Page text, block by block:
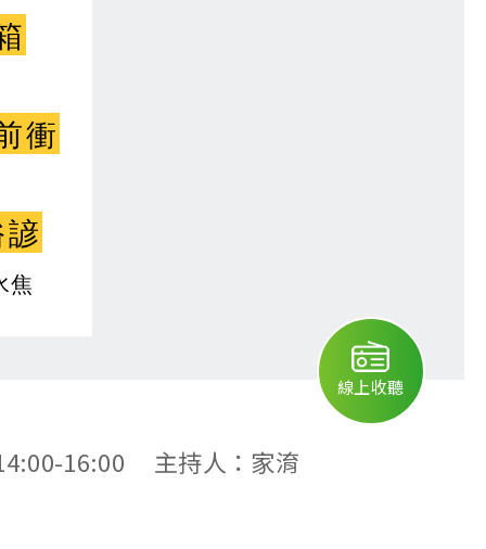
衝
焦
16:00 主持人：家淯
線上收聽